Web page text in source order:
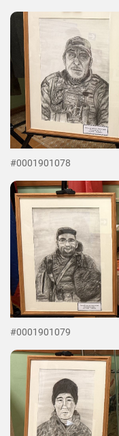
#0001901078
#0001901079